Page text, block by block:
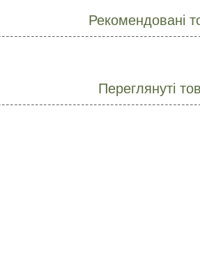
Рекомендовані
Переглянуті